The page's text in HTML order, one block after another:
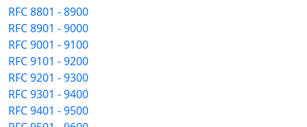
RFC 8801 - 8900
RFC 8901 - 9000
RFC 9001 - 9100
RFC 9101 - 9200
RFC 9201 - 9300
RFC 9301 - 9400
RFC 9401 - 9500